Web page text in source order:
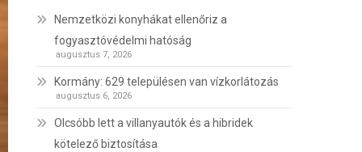
Nemzetközi konyhákat ellenőriz a
fogyasztóvédelmi hatóság
augusztus 7, 2026
Kormány: 629 településen van vízkorlátozás
augusztus 6, 2026
Olcsóbb lett a villanyautók és a hibridek
kötelező biztosítása